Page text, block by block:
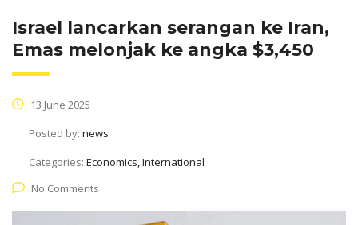
Israel lancarkan serangan ke Iran,
Emas melonjak ke angka $3,450
13 June 2025
Posted by: news
Categories: Economics, International
No Comments